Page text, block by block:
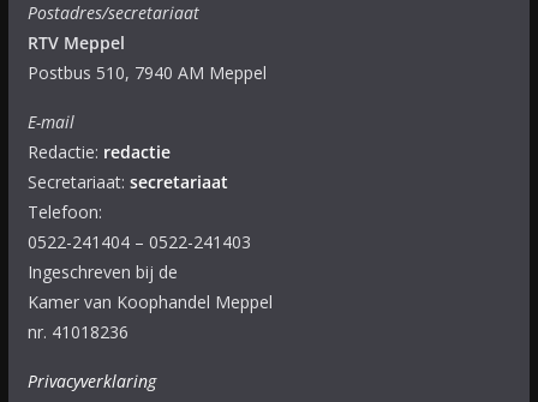
Postadres/secretariaat
RTV Meppel
Postbus 510, 7940 AM Meppel
E-mail
Redactie: redactie
Secretariaat: secretariaat
Telefoon:
0522-241404 – 0522-241403
Ingeschreven bij de
Kamer van Koophandel Meppel
nr. 41018236
Privacyverklaring